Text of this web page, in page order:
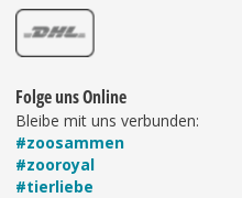
Folge uns Online
Bleibe mit uns verbunden:
#zoosammen
#zooroyal
#tierliebe